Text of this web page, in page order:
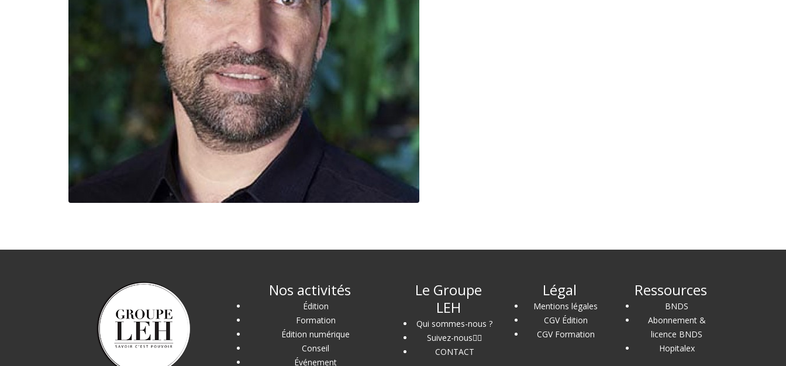
Nos activités
Édition
Formation
Édition numérique
Conseil
Événement
Le Groupe
LEH
Qui sommes-nous ?
Suivez-nous
CONTACT
Légal
Mentions légales
CGV Édition
CGV Formation
Ressources
BNDS
Abonnement &
licence BNDS
Hopitalex